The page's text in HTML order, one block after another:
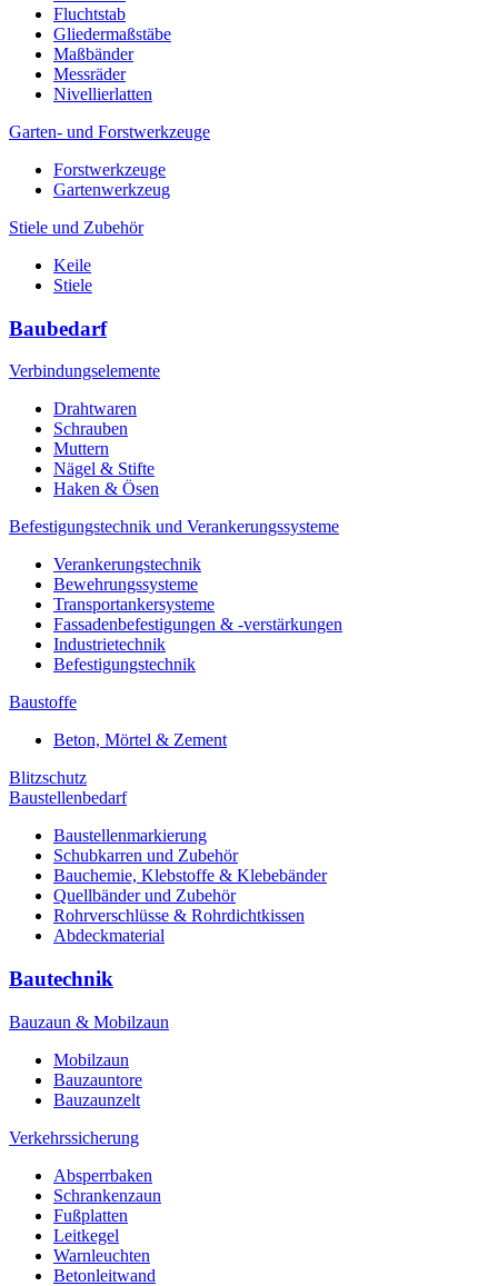
Fluchtstab
Gliedermaßstäbe
Maßbänder
Messräder
Nivellierlatten
Garten- und Forstwerkzeuge
Forstwerkzeuge
Gartenwerkzeug
Stiele und Zubehör
Keile
Stiele
Baubedarf
Verbindungselemente
Drahtwaren
Schrauben
Muttern
Nägel & Stifte
Haken & Ösen
Befestigungstechnik und Verankerungssysteme
Verankerungstechnik
Bewehrungssysteme
Transportankersysteme
Fassadenbefestigungen & -verstärkungen
Industrietechnik
Befestigungstechnik
Baustoffe
Beton, Mörtel & Zement
Blitzschutz
Baustellenbedarf
Baustellenmarkierung
Schubkarren und Zubehör
Bauchemie, Klebstoffe & Klebebänder
Quellbänder und Zubehör
Rohrverschlüsse & Rohrdichtkissen
Abdeckmaterial
Bautechnik
Bauzaun & Mobilzaun
Mobilzaun
Bauzauntore
Bauzaunzelt
Verkehrssicherung
Absperrbaken
Schrankenzaun
Fußplatten
Leitkegel
Warnleuchten
Betonleitwand